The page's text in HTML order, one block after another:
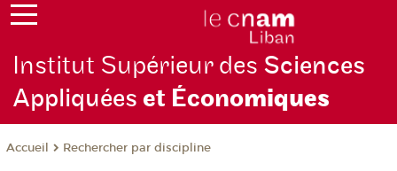
Institut Supérieur des Sciences
Appliquéeset Économiques
Accueil Rechercher par discipline